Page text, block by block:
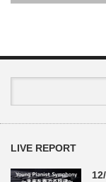
LIVE REPORT